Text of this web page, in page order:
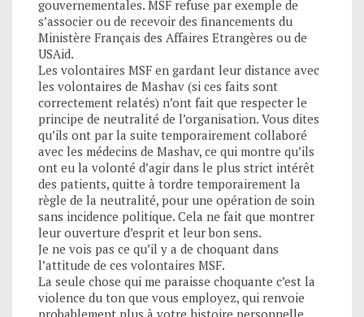
gouvernementales. MSF refuse par exemple de
s’associer ou de recevoir des financements du
Ministère Français des Affaires Etrangères ou de
USAid.
Les volontaires MSF en gardant leur distance avec
les volontaires de Mashav (si ces faits sont
correctement relatés) n’ont fait que respecter le
principe de neutralité de l’organisation. Vous dites
qu’ils ont par la suite temporairement collaboré
avec les médecins de Mashav, ce qui montre qu’ils
ont eu la volonté d’agir dans le plus strict intérêt
des patients, quitte à tordre temporairement la
règle de la neutralité, pour une opération de soin
sans incidence politique. Cela ne fait que montrer
leur ouverture d’esprit et leur bon sens.
Je ne vois pas ce qu’il y a de choquant dans
l’attitude de ces volontaires MSF.
La seule chose qui me paraisse choquante c’est la
violence du ton que vous employez, qui renvoie
probablement plus à votre histoire personnelle